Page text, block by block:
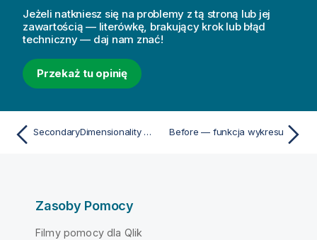
Jeżeli natkniesz się na problemy z tą stroną lub jej
zawartością — literówkę, brakujący krok lub błąd
techniczny — daj nam znać!
Przekaż tu opinię
SecondaryDimensionality — funkcja wykresu Before — funkcja wykresu
Zasoby Pomocy
Filmy pomocy dla Qlik